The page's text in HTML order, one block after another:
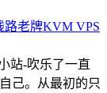
站-吹乐了一直
己。从最初的只